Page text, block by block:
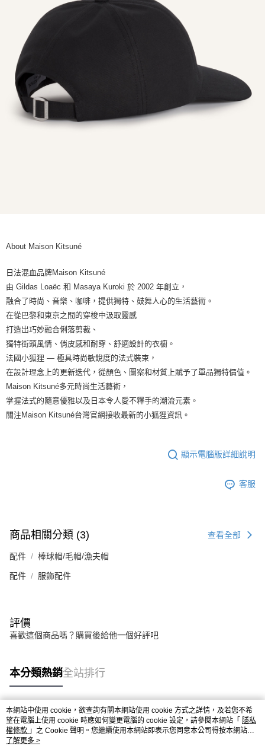
About Maison Kitsuné
日法混血品牌Maison Kitsuné
由 Gildas Loaëc 和 Masaya Kuroki 於 2002 年創立，
融合了時尚、音樂、咖啡，提供獨特、鼓舞人心的生活藝術。
在從巴黎和東京之間的穿梭中汲取靈感
打造出巧妙融合俐落剪裁、
獨特街頭風情、俏皮感和耐穿、舒適設計的衣櫥。
法國小狐狸 — 極具時尚敏銳度的法式裝束，
在設計理念上的更新迭代，從顏色、圖案和材質上賦予了單品獨特價值。
Maison Kitsuné多元時尚生活藝術，
掌握法式的隨意優雅以及日本令人愛不釋手的潮流元素。
關注Maison Kitsuné台灣官網接收最新的小狐狸資訊。
顯示電腦版詳細說明
客服
商品相關分類 (3) 查看全部
配件 棒球帽/毛帽/漁夫帽
配件 服飾配件
評價
喜歡這個商品嗎？購買後給他一個好評吧
本分類熱銷全站排行
熱門標籤
本網站中使用 cookie，欲查詢有關本網站使用 cookie 方式之詳情，及若您不希
望在電腦上使用 cookie 時應如何變更電腦的 cookie 設定，請參閱本網站「 隱私
權條款 」之 Cookie 聲明。您繼續使用本網站即表示您同意本公司得按本網站使
用條款之 Cookie 聲明使用 cookie。
了解更多 >